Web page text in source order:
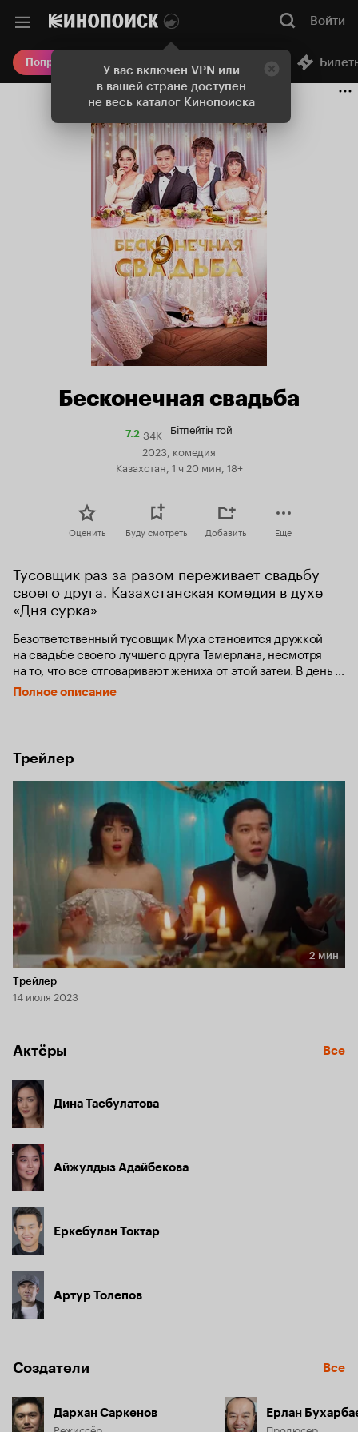
У вас включен VPN или
в вашей стране доступен
не весь каталог Кинопоиска
Войти
Попробовать Плюс Онлайн-кинотеатр
Бесконечная свадьба
7.2Рейтинг
Кинопоиска
34K Бітпейтін той
2023, комедия
Казахстан, 1 ч 20 мин, 18+
Оценить Буду смотреть Добавить Еще
Тусовщик раз за разом переживает свадьбу
своего друга. Казахстанская комедия в духе
«Дня сурка»
Безответственный тусовщик Муха становится дружкой
на свадьбе своего лучшего друга Тамерлана, несмотря
на то, что все отговаривают жениха от этой затеи. В день
свадьбы все идет наперекосяк, а праздник заканчивается
слезами невесты. На следующий день Муха замечает,
Полное описание
Трейлер
Длительность 2 мин
2 мин
Трейлер
14 июля 2023
Актёры Все
Дина Тасбулатова
Айжулдыз Адайбекова
Еркебулан Токтар
Артур Толепов
Создатели Все
Дархан Саркенов
Режиссёр
Ерлан
Продюсер